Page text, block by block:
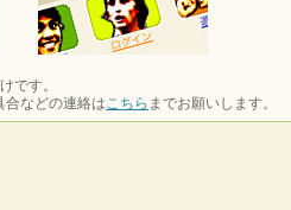
です。
合などの連絡はこちら までお願いします。